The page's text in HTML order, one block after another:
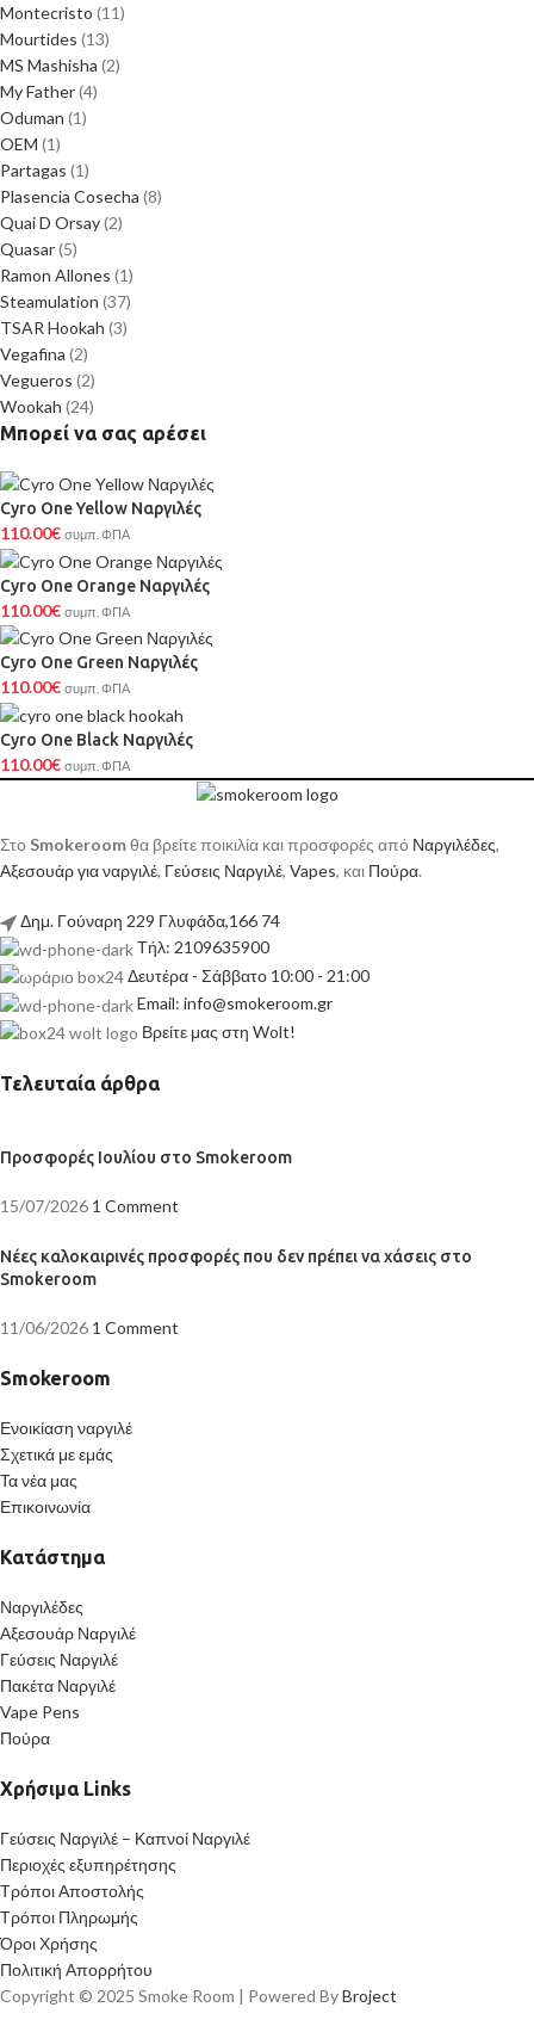
Montecristo (11)
Mourtides (13)
MS Mashisha (2)
My Father(4)
Oduman (1)
OEM (1)
Partagas (1)
Plasencia Cosecha (8)
Quai D Orsay(2)
Quasar(5)
Ramon Allones (1)
Steamulation (37)
TSAR Hookah (3)
Vegafina (2)
Vegueros (2)
Wookah (24)
Μπορεί να σας αρέσει
Cyro One Yellow Ναργιλές
110.00€ συμπ. ΦΠΑ
Cyro One Orange Ναργιλές
110.00€ συμπ. ΦΠΑ
Cyro One Green Ναργιλές
110.00€ συμπ. ΦΠΑ
Cyro One Black Ναργιλές
110.00€ συμπ. ΦΠΑ
Στο Smokeroomθα βρείτε ποικιλία και προσφορές από Ναργιλέδες,
Αξεσουάρ για ναργιλέ, Γεύσεις Ναργιλέ, Vapes, και Πούρα.
Δημ. Γούναρη 229 Γλυφάδα,166 74
Τήλ: 2109635900
Δευτέρα - Σάββατο 10:00 - 21:00
Email: info@smokeroom.gr
Βρείτε μας στη Wolt!
Τελευταία άρθρα
Προσφορές Ιουλίου στο Smokeroom
15/07/2026 1 Comment
Νέες καλοκαιρινές προσφορές που δεν πρέπει να χάσεις στο
Smokeroom
11/06/2026 1 Comment
Smokeroom
Ενοικίαση ναργιλέ
Σχετικά με εμάς
Τα νέα μας
Επικοινωνία
Κατάστημα
Ναργιλέδες
Αξεσουάρ Ναργιλέ
Γεύσεις Ναργιλέ
Πακέτα Ναργιλέ
Vape Pens
Πούρα
Χρήσιμα Links
Γεύσεις Ναργιλέ – Καπνοί Ναργιλέ
Περιοχές εξυπηρέτησης
Τρόποι Αποστολής
Τρόποι Πληρωμής
Όροι Χρήσης
Πολιτική Απορρήτου
Copyright © 2025 Smoke Room | Powered ByBroject